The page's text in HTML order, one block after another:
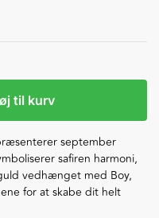
til kurv
september
safiren harmoni,
vedhænget med Boy,
for at skabe dit helt